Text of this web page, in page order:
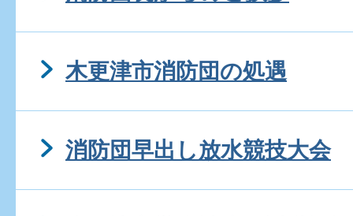
木更津市消防団の処遇
消防団早出し放水競技大会